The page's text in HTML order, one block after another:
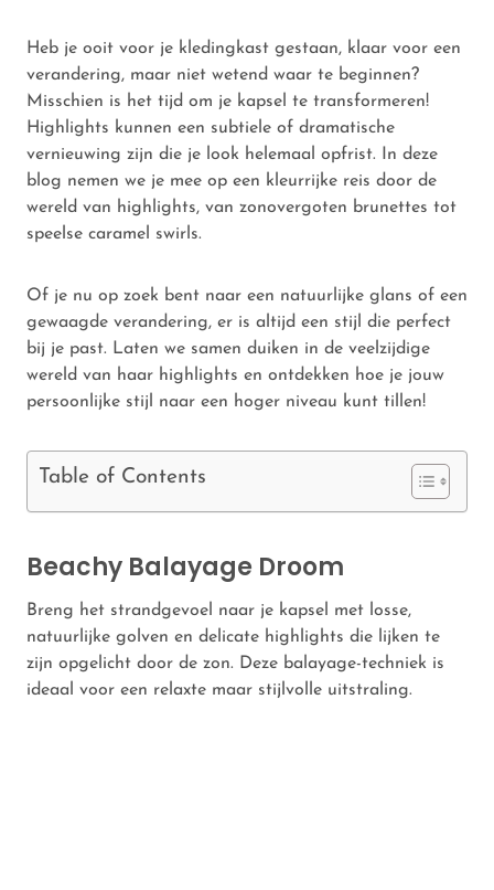
Heb je ooit voor je kledingkast gestaan, klaar voor een
verandering, maar niet wetend waar te beginnen?
Misschien is het tijd om je kapsel te transformeren!
Highlights kunnen een subtiele of dramatische
vernieuwing zijn die je look helemaal opfrist. In deze
blog nemen we je mee op een kleurrijke reis door de
wereld van highlights, van zonovergoten brunettes tot
speelse caramel swirls.
Of je nu op zoek bent naar een natuurlijke glans of een
gewaagde verandering, er is altijd een stijl die perfect
bij je past. Laten we samen duiken in de veelzijdige
wereld van haar highlights en ontdekken hoe je jouw
persoonlijke stijl naar een hoger niveau kunt tillen!
Table of Contents
Beachy Balayage Droom
Breng het strandgevoel naar je kapsel met losse,
natuurlijke golven en delicate highlights die lijken te
zijn opgelicht door de zon. Deze balayage-techniek is
ideaal voor een relaxte maar stijlvolle uitstraling.